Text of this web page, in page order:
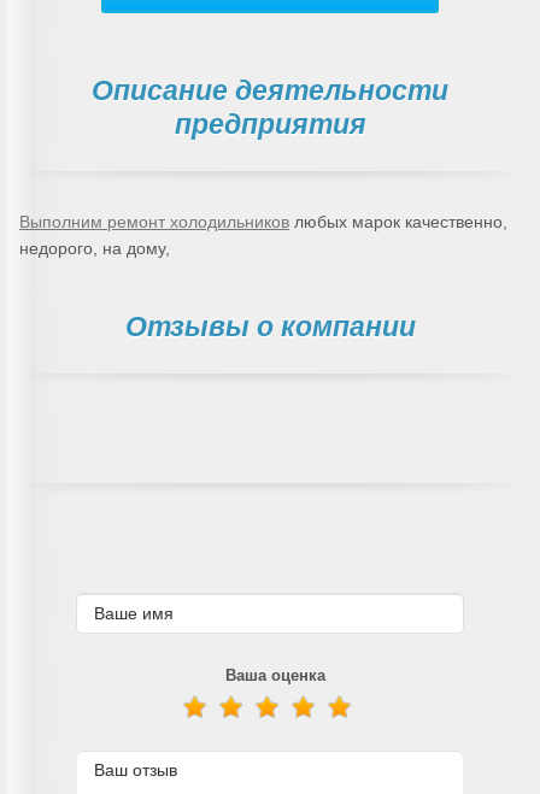
Описание деятельности
предприятия
Выполним ремонт холодильников любых марок качественно,
недорого, на дому,
Отзывы о компании
Ваша оценка